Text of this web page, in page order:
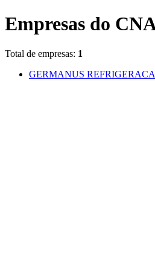
Empresas do
Total de empresas: 1
GERMANUS